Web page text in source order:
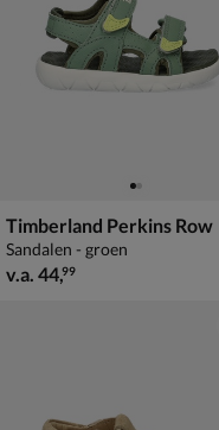
Timberland Perkins Row
Sandalen - groen
vanaf € 44,99
v.a. 44,99